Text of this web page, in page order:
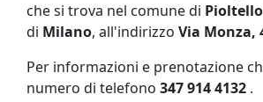
che si trova nel comune di Pioltello
di Milano, all'indirizzo Via Monza,
Per informazioni e prenotazione
numero di telefono 347 914 4132 .